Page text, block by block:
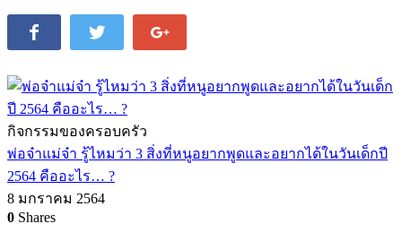
กิจกรรมของครอบครัว
พ่อจ๋าแม่จ๋า รู้ไหมว่า 3 สิ่งที่หนูอยากพูดและอยากได้ในวันเด็กปี
2564 คืออะไร… ?
8 มกราคม 2564
0 Shares